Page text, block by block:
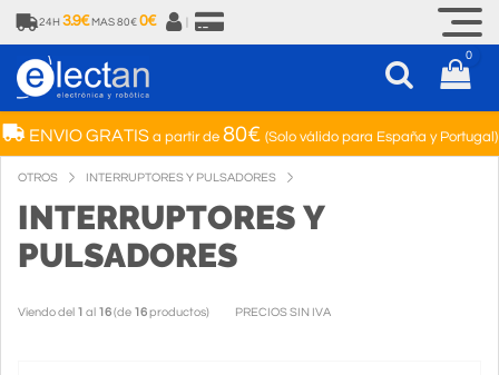
24H 3.9€ MAS 80€ 0€
0
ENVIO GRATISa partir de 80€ (Solo válido para España y Portugal)
OTROS INTERRUPTORES Y PULSADORES
INTERRUPTORES Y
PULSADORES
Viendo del 1 al 16(de 16productos) PRECIOS SIN IVA